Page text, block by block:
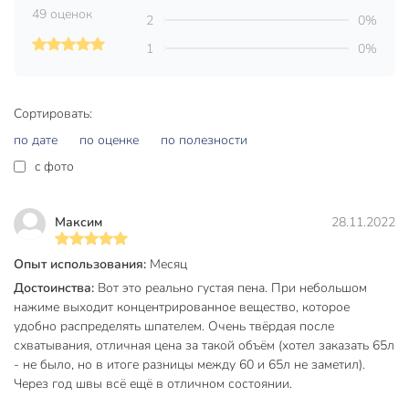
Страна производства
Тип
Область применения
для наружных
Тип тары
баллон
Цвет пены
белый
Сезонность
всесезонный
Класс опасности
3
Сортировать:
по дате
по оценке
по полезности
c фото
Максим 28.11.2022
Опыт использования: Месяц
Достоинства: Вот это реально густая пена. При небольшом
нажиме выходит концентрированное вещество, которое
удобно распределять шпателем. Очень твёрдая после
схватывания, отличная цена за такой объём (хотел заказать 65л
- не было, но в итоге разницы между 60 и 65л не заметил).
Через год швы всё ещё в отличном состоянии.
49 оценок
2
0%
1
0%